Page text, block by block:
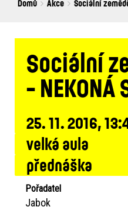
Breadcrumbs
You
Domů Akce Sociální
Sociální
- NEKONÁ
25. 11. 2016,
velká aula
přednáška
Pořadatel
Jabok